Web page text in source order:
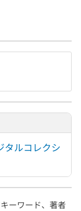
タルコレクシ
ーワード、著者